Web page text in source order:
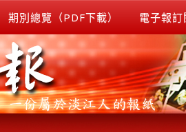
期別總覽（PDF下載） 電子報訂